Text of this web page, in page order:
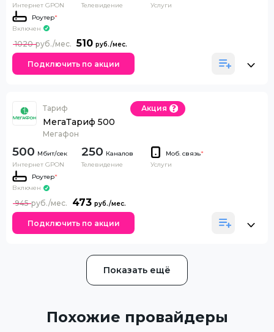
Интернет GPON
Телевидение
Услуги
Роутер*
Включен
510
1020
Подключить по акции
Тариф
МегаТариф 500
Мегафон
Акция
500
Интернет GPON
250 Каналов
Телевидение
Моб. связь*
Услуги
Роутер*
Включен
473
945
Подключить по акции
Показать ещё
Похожие провайдеры